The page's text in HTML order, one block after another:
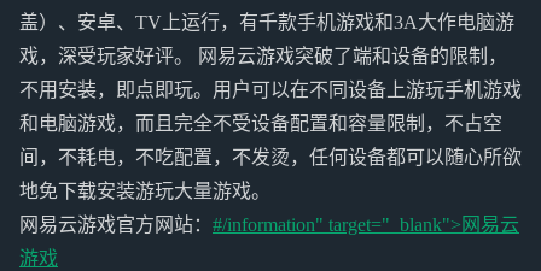
盖）、安卓、TV上运行，有千款手机游戏和3A大作电脑游
戏，深受玩家好评。 网易云游戏突破了端和设备的限制，
不用安装，即点即玩。用户可以在不同设备上游玩手机游戏
和电脑游戏，而且完全不受设备配置和容量限制，不占空
间，不耗电，不吃配置，不发烫，任何设备都可以随心所欲
地免下载安装游玩大量游戏。
网易云游戏官方网站： #/information" target="_blank"> 网易云
游戏